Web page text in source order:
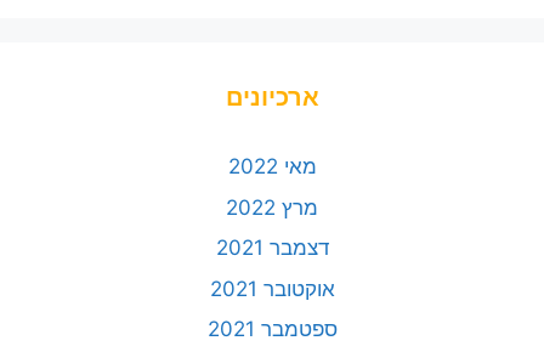
ארכיונים
מאי 2022
מרץ 2022
דצמבר 2021
אוקטובר 2021
ספטמבר 2021